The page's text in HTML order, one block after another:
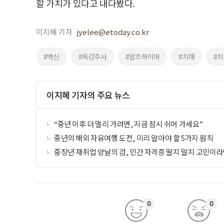
할 가치가 있다고 내다봤다.
이지혜 기자 jyelee@etoday.co.kr
#백신 #독감주사 #알츠하이머 #치매 #
이지혜 기자의 주요 뉴스
“중년 이후 더 멀리 가려면, 지금 잠시 쉬어 가세요”
중년의 해외 자유여행 도전, 미리 알아야 할 5가지 원칙
중장년 재취업 양날의 검, 민간 자격증 딸지 말지 고민이
0 0